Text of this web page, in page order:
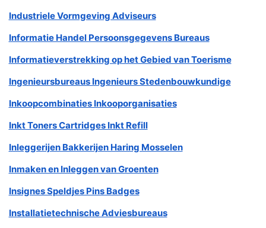
Industriele Vormgeving Adviseurs
Informatie Handel Persoonsgegevens Bureaus
Informatieverstrekking op het Gebied van Toerisme
Ingenieursbureaus Ingenieurs Stedenbouwkundige
Inkoopcombinaties Inkooporganisaties
Inkt Toners Cartridges Inkt Refill
Inleggerijen Bakkerijen Haring Mosselen
Inmaken en Inleggen van Groenten
Insignes Speldjes Pins Badges
Installatietechnische Adviesbureaus